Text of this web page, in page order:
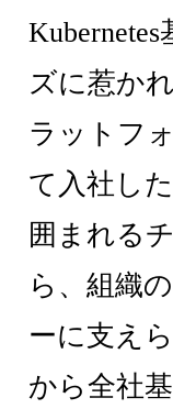
ズに惹か
ラットフ
て入社し
囲まれる
ら、組織
ーに支え
から全社